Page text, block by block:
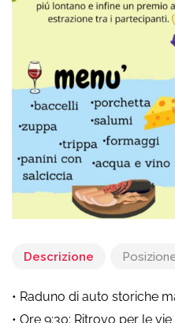
Descrizione
• Raduno di auto storiche
• Ore 9:30: Ritrovo per le